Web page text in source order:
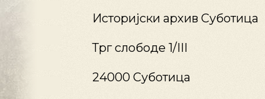
Историјски архив Суботица
Трг слободе 1/III
24000 Суботица